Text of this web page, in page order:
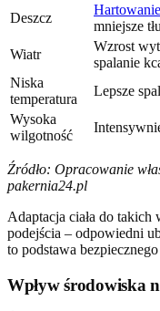
Deszcz
Hartowanie
mniejsze
Wiatr
Wzrost
spalanie
Niska
temperatura
Lepsze
Wysoka
wilgotność
Źródło: Opracowanie
pakernia24.pl
Adaptacja ciała do
podejścia – odpowiedni
to podstawa
Wpływ środowiska